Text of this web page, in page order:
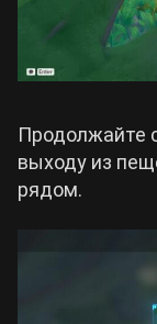
Продолжайте
выходу из
рядом.